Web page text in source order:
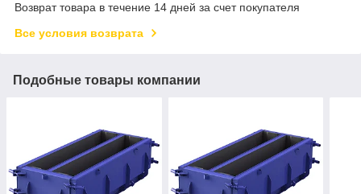
Возврат товара в течение 14 дней за счет покупателя
Все условия возврата
Подобные товары компании